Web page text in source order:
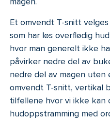
Et omvendt T-snitt
som har løs overflødig
hvor man generelt ikke
påvirker nedre del av
nedre del av magen uten
omvendt T-snitt, vertikal
tilfellene hvor vi ikke kan
hudoppstramming med